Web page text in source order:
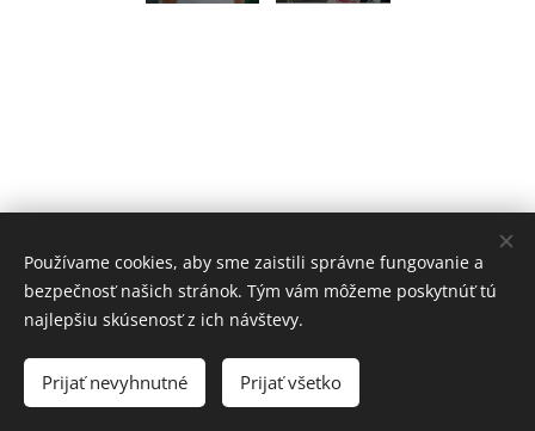
Cookies
Používame cookies, aby sme zaistili správne fungovanie a
bezpečnosť našich stránok. Tým vám môžeme poskytnúť tú
najlepšiu skúsenosť z ich návštevy.
Prijať nevyhnutné Prijať všetko